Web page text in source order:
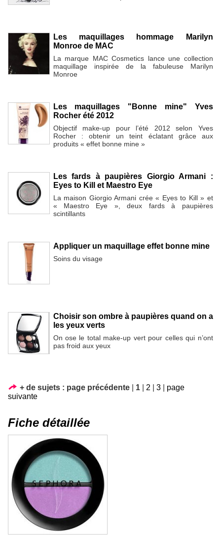
Les maquillages hommage Marilyn
Monroe de MAC
La marque MAC Cosmetics lance une collection
maquillage inspirée de la fabuleuse Marilyn
Monroe
Les maquillages "Bonne mine" Yves
Rocher été 2012
Objectif make-up pour l’été 2012 selon Yves
Rocher : obtenir un teint éclatant grâce aux
produits « effet bonne mine »
Les fards à paupières Giorgio Armani :
Eyes to Kill et Maestro Eye
La maison Giorgio Armani crée « Eyes to Kill » et
« Maestro Eye », deux fards à paupières
scintillants
Appliquer un maquillage effet bonne mine
Soins du visage
Choisir son ombre à paupières quand on a
les yeux verts
On ose le total make-up vert pour celles qui n’ont
pas froid aux yeux
+ de sujets : page précédente 1 2 3
page
suivante
Fiche détaillée